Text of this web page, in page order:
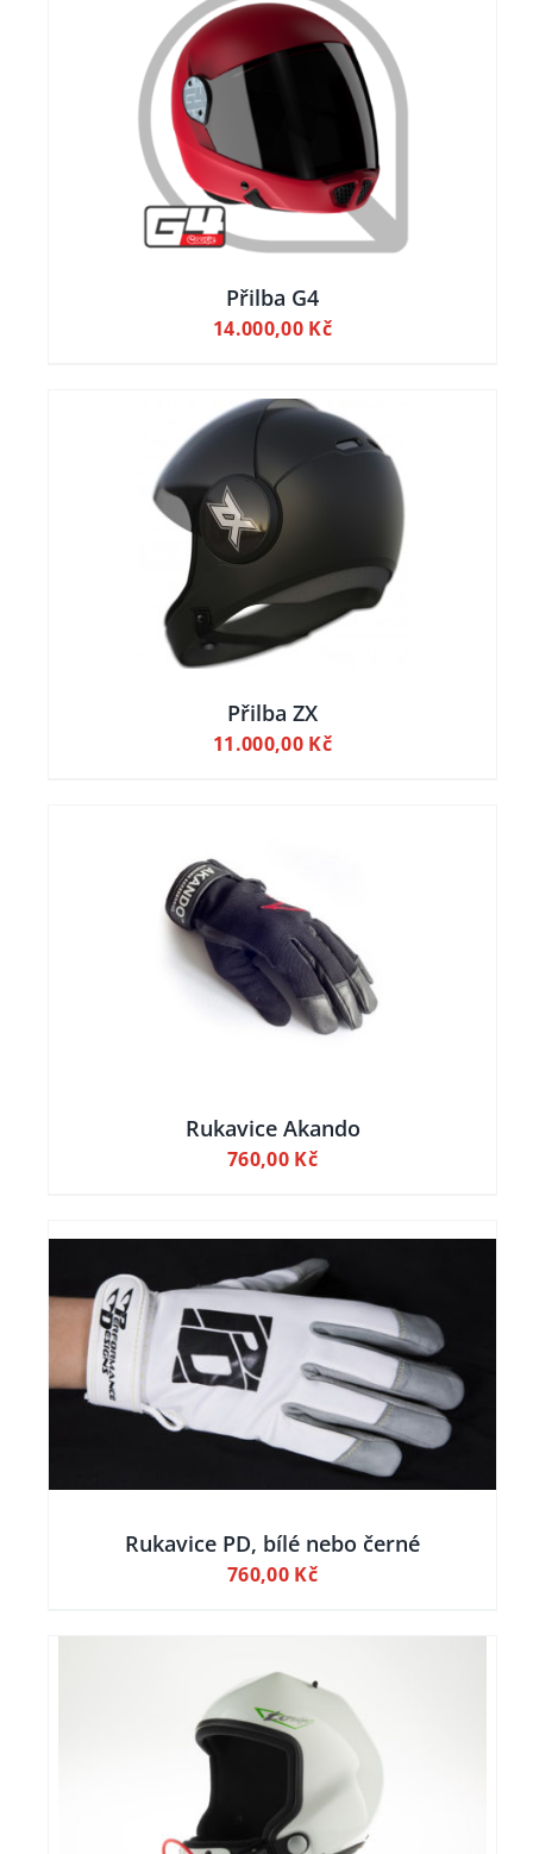
Přilba G4
14.000,00 Kč
Přilba ZX
11.000,00 Kč
Rukavice Akando
760,00 Kč
Rukavice PD, bílé nebo černé
760,00 Kč